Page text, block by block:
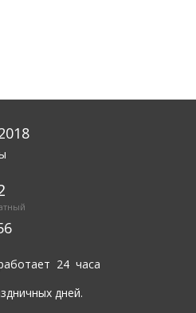
24 часа
дней.